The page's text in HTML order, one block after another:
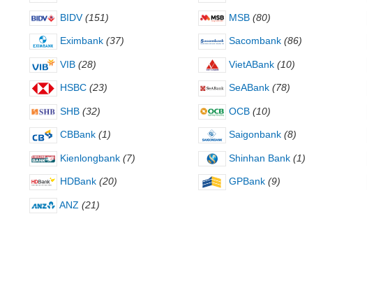
BIDV (151) MSB (80)
Eximbank (37) Sacombank (86)
VIB (28) VietABank (10)
HSBC (23) SeABank (78)
SHB (32) OCB (10)
CBBank (1) Saigonbank (8)
Kienlongbank (7) Shinhan Bank (1)
HDBank (20) GPBank (9)
ANZ (21)